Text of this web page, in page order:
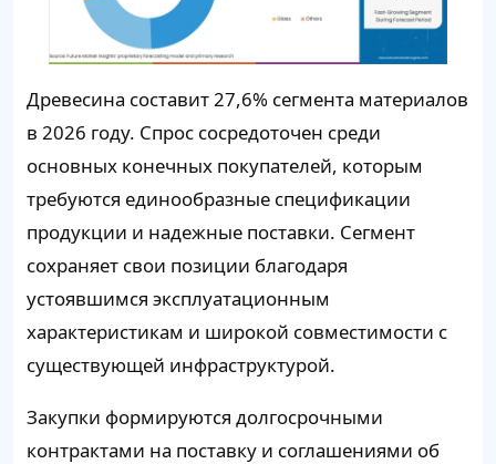
Древесина составит 27,6% сегмента материалов
в 2026 году. Спрос сосредоточен среди
основных конечных покупателей, которым
требуются единообразные спецификации
продукции и надежные поставки. Сегмент
сохраняет свои позиции благодаря
устоявшимся эксплуатационным
характеристикам и широкой совместимости с
существующей инфраструктурой.
Закупки формируются долгосрочными
контрактами на поставку и соглашениями об